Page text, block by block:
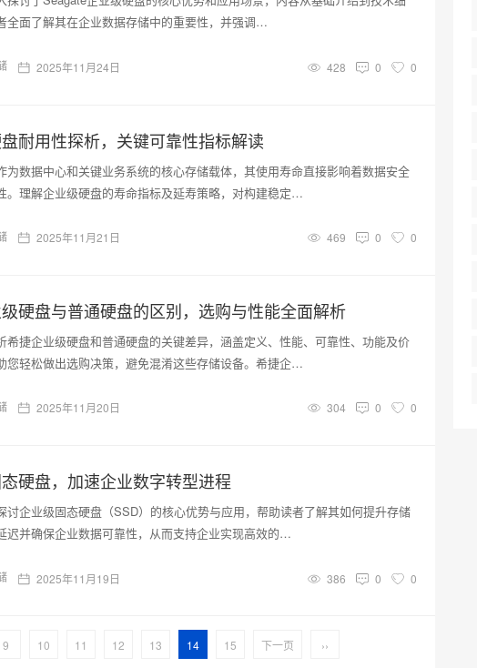
全面了解其在企业数据存储中的重要性，并强调…
2025年11月24日 428 0 0
耐用性探析，关键可靠性指标解读
为数据中心和关键业务系统的核心存储载体，其使用寿命直接影响着数据安全
。理解企业级硬盘的寿命指标及延寿策略，对构建稳定…
2025年11月21日 469 0 0
硬盘与普通硬盘的区别，选购与性能全面解析
希捷企业级硬盘和普通硬盘的关键差异，涵盖定义、性能、可靠性、功能及价
您轻松做出选购决策，避免混淆这些存储设备。希捷企…
2025年11月20日 304 0 0
硬盘，加速企业数字转型进程
讨企业级固态硬盘（SSD）的核心优势与应用，帮助读者了解其如何提升存储
迟并确保企业数据可靠性，从而支持企业实现高效的…
2025年11月19日 386 0 0
9 10 11 12 13 14 15 下一页 ››